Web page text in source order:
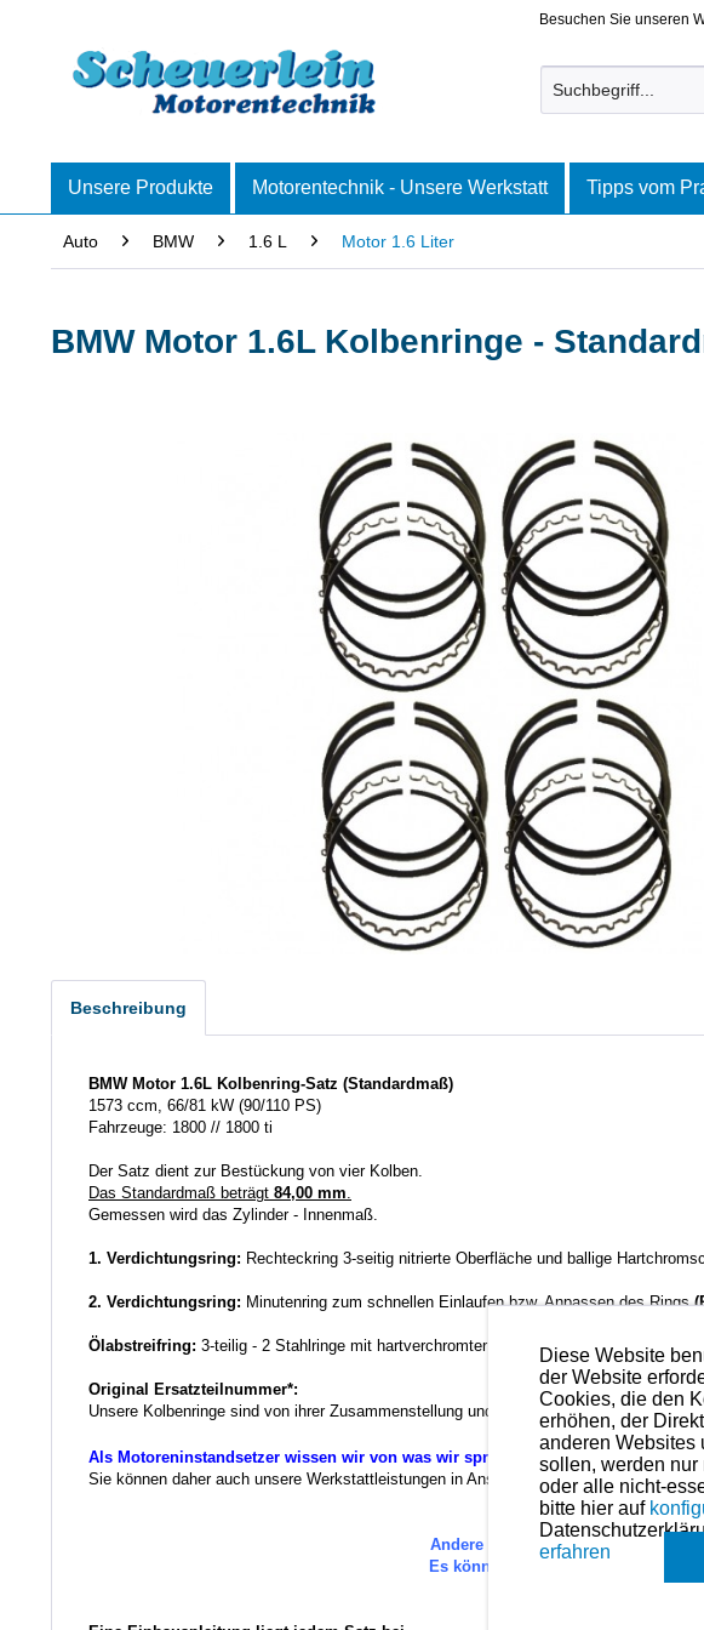
Besuchen Sie unseren
Unsere Produkte Motorentechnik - Unsere Werkstatt Tipps vom
Auto BMW 1.6 L Motor 1.6 Liter
BMW Motor 1.6L Kolbenringe -
Beschreibung
BMW Motor 1.6L Kolbenring-Satz (Standardmaß)
1573 ccm, 66/81 kW (90/110 PS)
Fahrzeuge: 1800 // 1800 ti
Der Satz dient zur Bestückung von vier Kolben.
Das Standardmaß beträgt 84,00 mm.
Gemessen wird das Zylinder - Innenmaß.
1. Verdichtungsring: Rechteckring 3-seitig nitrierte Oberfläche und ballige
2. Verdichtungsring: Minutenring zum schnellen Einlaufen bzw. Anpassen des Rings
Ölabstreifring: 3-teilig - 2 Stahlringe mit hartverchromter Lauffläche - 1 Spannring
Original Ersatzteilnummer*:
Unsere Kolbenringe sind von ihrer Zusammenstellung und der Qualität mit das
Als Motoreninstandsetzer wissen wir von was wir sprechen.
Sie können daher auch unsere Werkstattleistungen in Anspruch nehmen. Preise
Andere Ersatzteile für dieses
Es können auch
Sätze für einzelne
Diese Website
der Website
Cookies, die den
erhöhen, der
anderen Websites
sollen, werden nur
oder alle nicht-
bitte hier auf
erfahren